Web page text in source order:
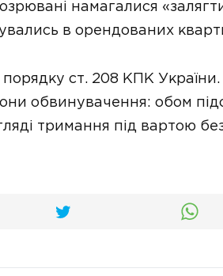
намагалися
в орендованих
порядку ст. 208 КПК
обвинувачення: обом
тримання під вартою